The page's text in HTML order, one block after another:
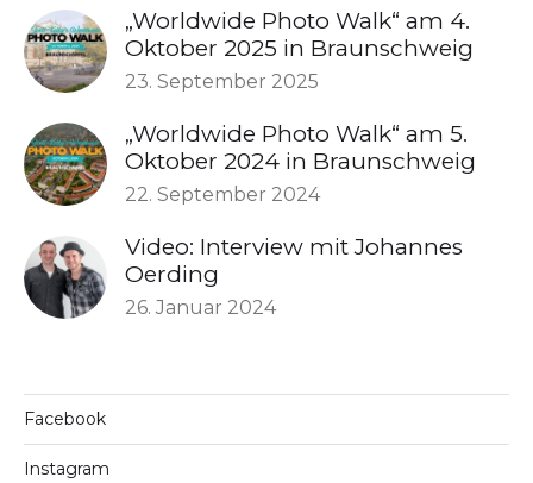
„Worldwide Photo Walk“ am 4.
Oktober 2025 in Braunschweig
23. September 2025
„Worldwide Photo Walk“ am 5.
Oktober 2024 in Braunschweig
22. September 2024
Video: Interview mit Johannes
Oerding
26. Januar 2024
Facebook
Instagram